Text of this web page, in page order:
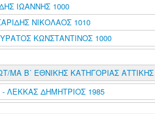
ΙΩΑΝΝΗΣ 1000
ΝΙΚΟΛΑΟΣ 1010
ΚΩΝΣΤΑΝΤΙΝΟΣ 1000
ΜΑ Β΄ ΕΘΝΙΚΗΣ ΚΑΤΗΓΟΡΙΑΣ ΑΤΤΙΚΗΣ
ΛΕΚΚΑΣ ΔΗΜΗΤΡΙΟΣ 1985